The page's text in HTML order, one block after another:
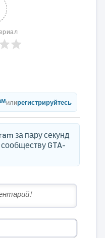
илирегистрируйтесь
за пару секунд
GTA-
Имя*